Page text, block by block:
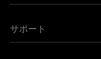
すべての目的地を見る
Mini向けUbigi
Maserati向けUbigi
Ubigiアプリ
アフェリエイトプログラム
サポート